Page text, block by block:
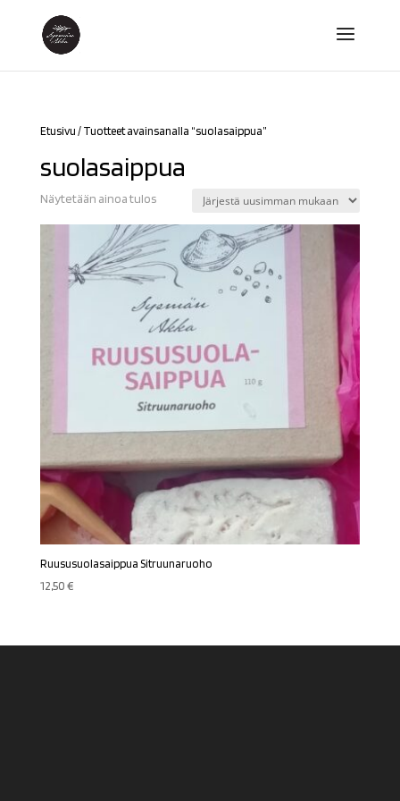
Etusivu / Tuotteet avainsanalla “suolasaippua”
suolasaippua
Näytetään ainoa tulos
Ruususuolasaippua Sitruunaruoho
12,50€